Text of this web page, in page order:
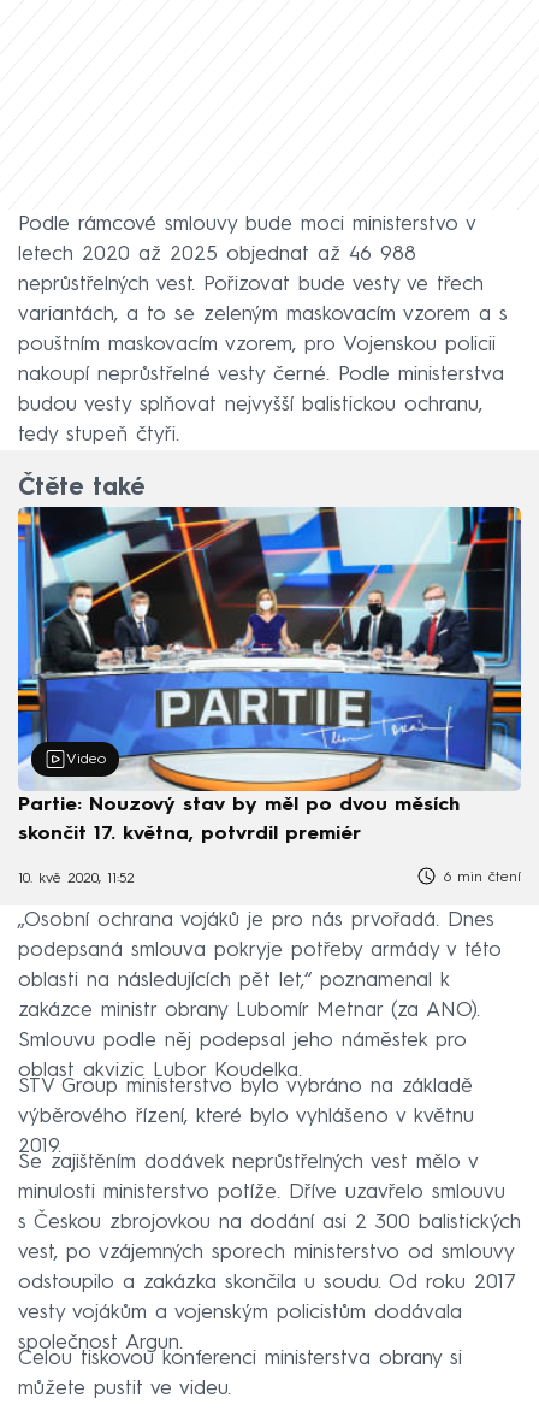
Podle rámcové smlouvy bude moci ministerstvo v
letech 2020 až 2025 objednat až 46 988
neprůstřelných vest. Pořizovat bude vesty ve třech
variantách, a to se zeleným maskovacím vzorem a s
pouštním maskovacím vzorem, pro Vojenskou policii
nakoupí neprůstřelné vesty černé. Podle ministerstva
budou vesty splňovat nejvyšší balistickou ochranu,
tedy stupeň čtyři.
Čtěte také
Video
Partie: Nouzový stav by měl po dvou měsích
skončit 17. května, potvrdil premiér
10. kvě 2020, 11:52 6 min čtení
„Osobní ochrana vojáků je pro nás prvořadá. Dnes
podepsaná smlouva pokryje potřeby armády v této
oblasti na následujících pět let,“ poznamenal k
zakázce ministr obrany Lubomír Metnar (za ANO).
Smlouvu podle něj podepsal jeho náměstek pro
oblast akvizic Lubor Koudelka.
STV Group ministerstvo bylo vybráno na základě
výběrového řízení, které bylo vyhlášeno v květnu
2019.
Se zajištěním dodávek neprůstřelných vest mělo v
minulosti ministerstvo potíže. Dříve uzavřelo smlouvu
s Českou zbrojovkou na dodání asi 2 300 balistických
vest, po vzájemných sporech ministerstvo od smlouvy
odstoupilo a zakázka skončila u soudu. Od roku 2017
vesty vojákům a vojenským policistům dodávala
společnost Argun.
Celou tiskovou konferenci ministerstva obrany si
můžete pustit ve videu.